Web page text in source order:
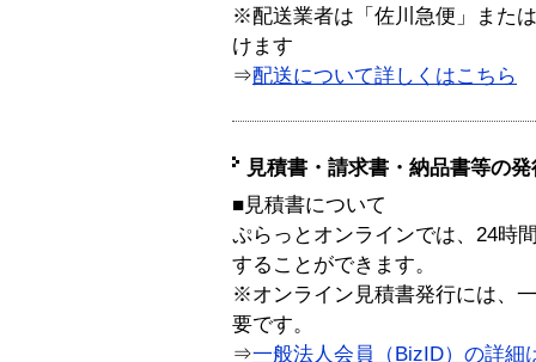
※配送業者は「佐川急便」また
けます
⇒配送について詳しくはこちら
見積書・請求書・納品書等の
■見積書について
ぷらっとオンラインでは、24時
することができます。
※オンライン見積書発行には、
要です。
⇒一般法人会員（BizID）の詳細